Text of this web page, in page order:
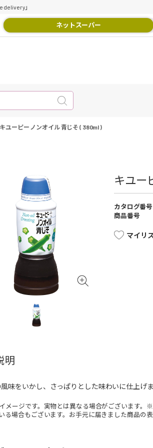
delivery」
ネットスーパー
キユーピー ノンオイル 青じそ ( 380ml )
キユー
カタログ番号
商品番号
マイリ
明
味をいかし、さっぱりとした味わいに仕上げ
メージです。実物とは異なる場合がございます。
る場合もございます。お手元に届きました商品の